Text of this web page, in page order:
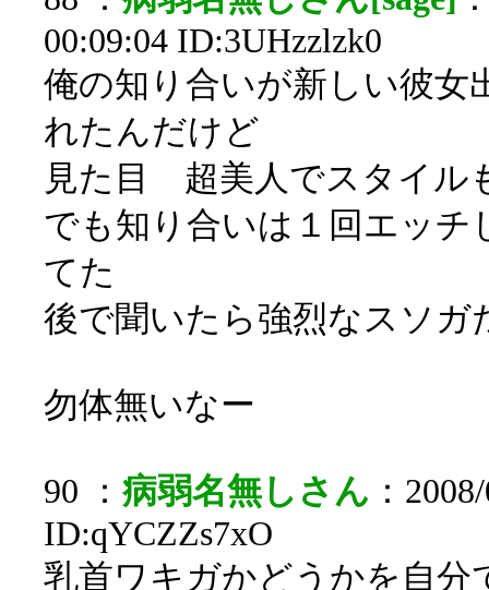
00:09:04 ID:3UHzzlzk0
俺の知り合いが新しい彼女
れたんだけど
見た目 超美人でスタイ
でも知り合いは１回エッチ
てた
後で聞いたら強烈なスソガ
勿体無いなー
90 ： 病弱名無しさん ：
ID:qYCZZs7xO
乳首ワキガかどうかを自分